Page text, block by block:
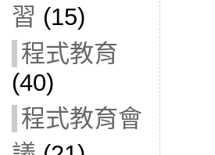
習 (15)
程式教育
(40)
程式教育會